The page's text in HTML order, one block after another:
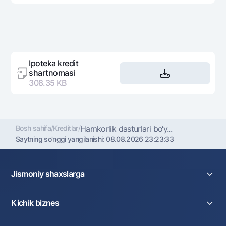
Ipoteka kredit
shartnomasi
308.35 KB
Bosh sahifa/Kreditlar/Hamkorlik dasturlari bo‘y...
Saytning so'nggi yangilanishi:08.08.2026 23:23:33
Jismoniy shaxslarga
Omonatlar
Kartalar
Kichik biznes